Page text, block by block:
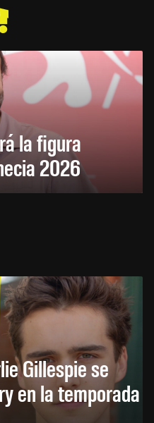
la figura
2026
Gillespie se
en la temporada